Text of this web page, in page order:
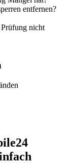
entfernen?
Prüfung nicht